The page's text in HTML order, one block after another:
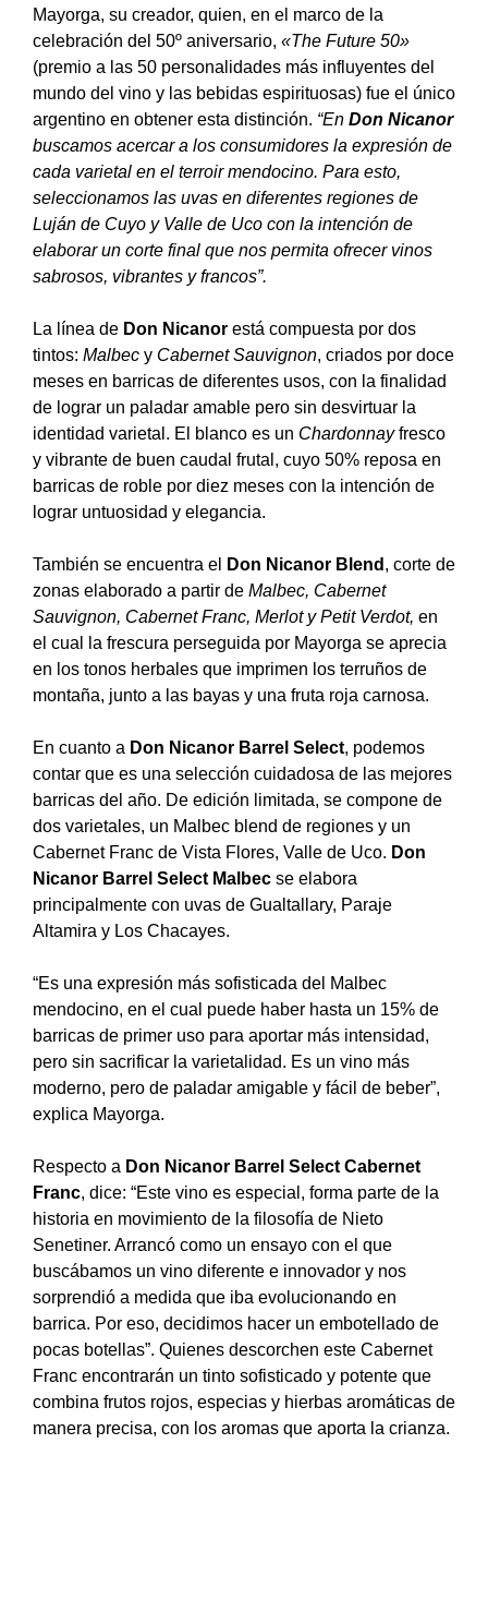
Mayorga, su creador, quien, en el marco de la
celebración del 50º aniversario, «The Future 50»
(premio a las 50 personalidades más influyentes del
mundo del vino y las bebidas espirituosas) fue el único
argentino en obtener esta distinción. “En Don Nicanor
buscamos acercar a los consumidores la expresión de
cada varietal en el terroir mendocino. Para esto,
seleccionamos las uvas en diferentes regiones de
Luján de Cuyo y Valle de Uco con la intención de
elaborar un corte final que nos permita ofrecer vinos
sabrosos, vibrantes y francos”.
La línea de Don Nicanor está compuesta por dos
tintos: Malbec y Cabernet Sauvignon, criados por doce
meses en barricas de diferentes usos, con la finalidad
de lograr un paladar amable pero sin desvirtuar la
identidad varietal. El blanco es un Chardonnayfresco
y vibrante de buen caudal frutal, cuyo 50% reposa en
barricas de roble por diez meses con la intención de
lograr untuosidad y elegancia.
También se encuentra el Don Nicanor Blend , corte de
zonas elaborado a partir de Malbec, Cabernet
Sauvignon, Cabernet Franc, Merlot y Petit Verdot, en
el cual la frescura perseguida por Mayorga se aprecia
en los tonos herbales que imprimen los terruños de
montaña, junto a las bayas y una fruta roja carnosa.
En cuanto a Don Nicanor Barrel Select, podemos
contar que es una selección cuidadosa de las mejores
barricas del año. De edición limitada, se compone de
dos varietales, un Malbec blend de regiones y un
Cabernet Franc de Vista Flores, Valle de Uco. Don
Nicanor Barrel Select Malbec se elabora
principalmente con uvas de Gualtallary, Paraje
Altamira y Los Chacayes.
“Es una expresión más sofisticada del Malbec
mendocino, en el cual puede haber hasta un 15% de
barricas de primer uso para aportar más intensidad,
pero sin sacrificar la varietalidad. Es un vino más
moderno, pero de paladar amigable y fácil de beber”,
explica Mayorga.
Respecto a Don Nicanor Barrel Select Cabernet
Franc, dice: “Este vino es especial, forma parte de la
historia en movimiento de la filosofía de Nieto
Senetiner. Arrancó como un ensayo con el que
buscábamos un vino diferente e innovador y nos
sorprendió a medida que iba evolucionando en
barrica. Por eso, decidimos hacer un embotellado de
pocas botellas”. Quienes descorchen este Cabernet
Franc encontrarán un tinto sofisticado y potente que
combina frutos rojos, especias y hierbas aromáticas de
manera precisa, con los aromas que aporta la crianza.